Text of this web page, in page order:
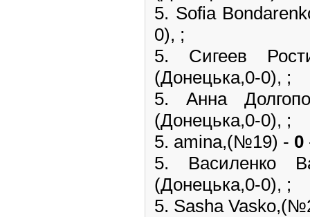
5. Sofia
0), ;
5. Сигеев
(Донецька,0-0), ;
5. Анна
(Донецька,0-0), ;
5. amina,(№19) - 0
5.
(Донецька,0-0), ;
5. Sasha